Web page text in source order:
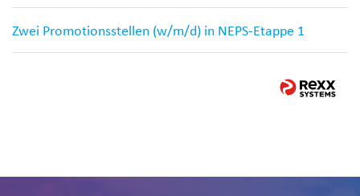
Zwei Promotionsstellen (w/m/d) in NEPS-Etappe 1